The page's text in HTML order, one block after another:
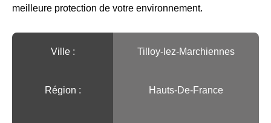
meilleure protection de votre environnement.
Ville :️ Tilloy-lez-Marchiennes
Région :️ Hauts-De-France